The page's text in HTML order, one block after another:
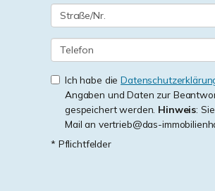
Ich habe die
Angaben und Daten zur
gespeichert werden. Hinweis:
Mail an vertrieb@das-
* Pflichtfelder